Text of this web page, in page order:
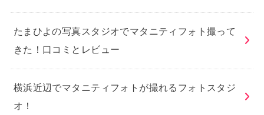
たまひよの写真スタジオでマタニティフォト撮って
きた！口コミとレビュー
横浜近辺でマタニティフォトが撮れるフォトスタジ
オ！